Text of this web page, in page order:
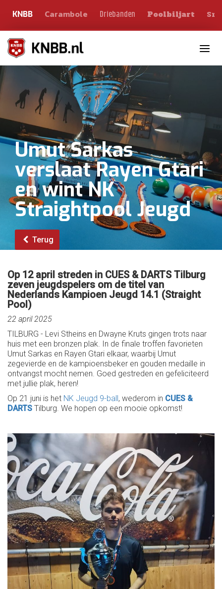
KNBB Carambole Driebanden Poolbiljart
Umut Sarkas
verslaat Rayen Gtari
en wint NK
Straightpool Jeugd
Terug
Op 12 april streden in CUES & DARTS Tilburg
zeven jeugdspelers om de titel van
Nederlands Kampioen Jeugd 14.1 (Straight
Pool)
22 april 2025
TILBURG - Levi Stheins en Dwayne Kruts gingen trots naar
huis met een bronzen plak. In de finale troffen favorieten
Umut Sarkas en Rayen Gtari elkaar, waarbij Umut
zegevierde en de kampioensbeker en gouden medaille in
ontvangst mocht nemen. Goed gestreden en gefeliciteerd
met jullie plak, heren!
Op 21 juni is het NK Jeugd 9-ball, wederom in CUES &
DARTS Tilburg. We hopen op een mooie opkomst!